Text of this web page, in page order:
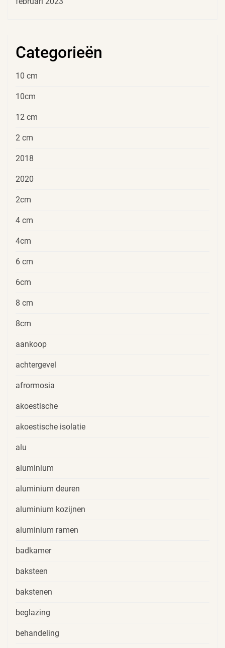
Categorieën
10 cm
10cm
12 cm
2 cm
2018
2020
2cm
4 cm
4cm
6 cm
6cm
8 cm
8cm
aankoop
achtergevel
afrormosia
akoestische
akoestische isolatie
alu
aluminium
aluminium deuren
aluminium kozijnen
aluminium ramen
badkamer
baksteen
bakstenen
beglazing
behandeling